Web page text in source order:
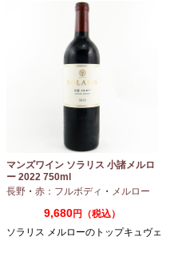
マンズワイン ソラリス 小諸メルロ
ー 2022 750ml
長野 ・ 赤：フルボディ ・ メルロー
9,680円（税込）
ソラリス メルローのトップキュヴェ